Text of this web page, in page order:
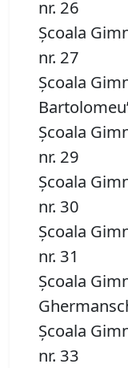
nr. 26
Şcoala
nr. 27
Şcoala
Şcoala
nr. 29
Şcoala
nr. 30
Şcoala
nr. 31
Şcoala
Şcoala
nr. 33